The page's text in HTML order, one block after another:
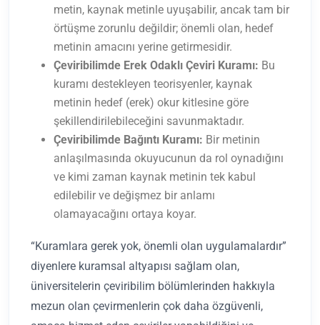
metin, kaynak metinle uyuşabilir, ancak tam bir
örtüşme zorunlu değildir; önemli olan, hedef
metinin amacını yerine getirmesidir.
Çeviribilimde Erek Odaklı Çeviri Kuramı: Bu
kuramı destekleyen teorisyenler, kaynak
metinin hedef (erek) okur kitlesine göre
şekillendirilebileceğini savunmaktadır.
Çeviribilimde Bağıntı Kuramı: Bir metinin
anlaşılmasında okuyucunun da rol oynadığını
ve kimi zaman kaynak metinin tek kabul
edilebilir ve değişmez bir anlamı
olamayacağını ortaya koyar.
“Kuramlara gerek yok, önemli olan uygulamalardır”
diyenlere kuramsal altyapısı sağlam olan,
üniversitelerin çeviribilim bölümlerinden hakkıyla
mezun olan çevirmenlerin çok daha özgüvenli,